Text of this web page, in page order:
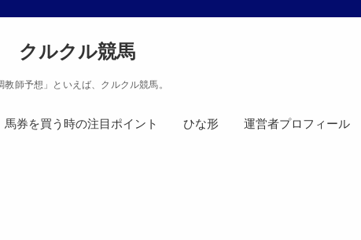
クルクル競馬
教師予想」といえば、クルクル競馬。
馬券を買う時の注目ポイント ひな形 運営者プロフィール